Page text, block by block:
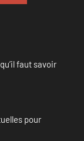
faut savoir
pour